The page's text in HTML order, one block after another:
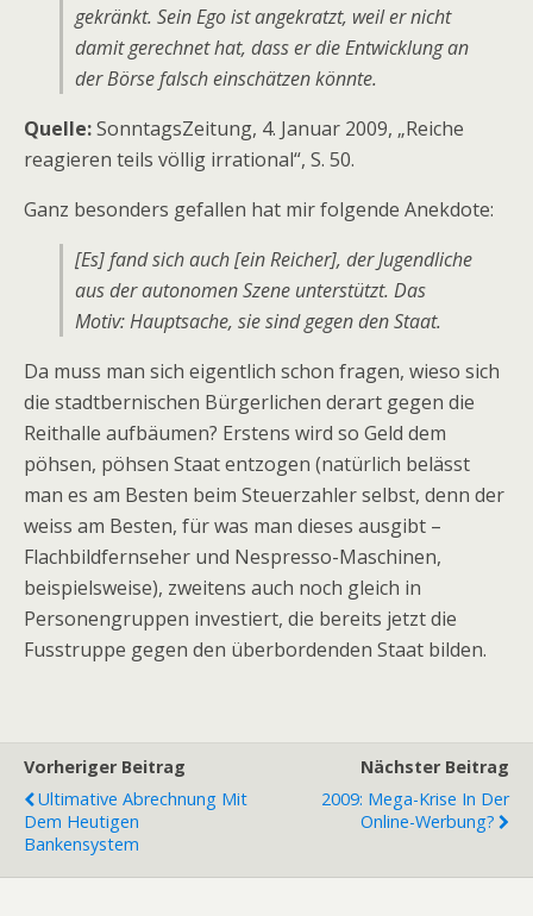
gekränkt. Sein Ego ist angekratzt, weil er nicht
damit gerechnet hat, dass er die Entwicklung an
der Börse falsch einschätzen könnte.
Quelle:SonntagsZeitung, 4. Januar 2009, „Reiche
reagieren teils völlig irrational“, S. 50.
Ganz besonders gefallen hat mir folgende Anekdote:
[Es] fand sich auch [ein Reicher], der Jugendliche
aus der autonomen Szene unterstützt. Das
Motiv: Hauptsache, sie sind gegen den Staat.
Da muss man sich eigentlich schon fragen, wieso sich
die stadtbernischen Bürgerlichen derart gegen die
Reithalle aufbäumen? Erstens wird so Geld dem
pöhsen, pöhsen Staat entzogen (natürlich belässt
man es am Besten beim Steuerzahler selbst, denn der
weiss am Besten, für was man dieses ausgibt –
Flachbildfernseher und Nespresso-Maschinen,
beispielsweise), zweitens auch noch gleich in
Personengruppen investiert, die bereits jetzt die
Fusstruppe gegen den überbordenden Staat bilden.
Vorheriger Beitrag
Ultimative Abrechnung Mit
Dem Heutigen
Bankensystem
Nächster Beitrag
2009: Mega-Krise In Der
Online-Werbung?